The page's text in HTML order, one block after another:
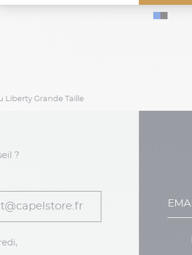
Liberty Grande Taille
?